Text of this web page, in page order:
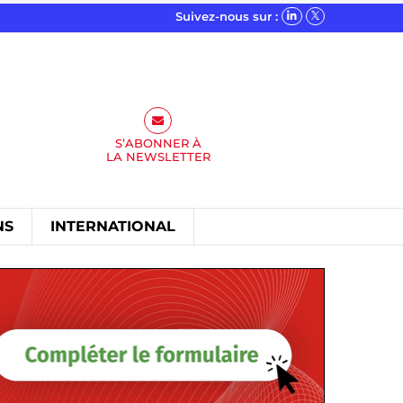
Suivez-nous sur :
S’ABONNER À
LA NEWSLETTER
INTERNATIONAL